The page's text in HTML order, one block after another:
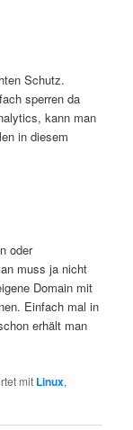
Schutz.
sperren da
kann man
in diesem
oder
muss ja nicht
Domain mit
Einfach mal in
erhält man
mit Linux,